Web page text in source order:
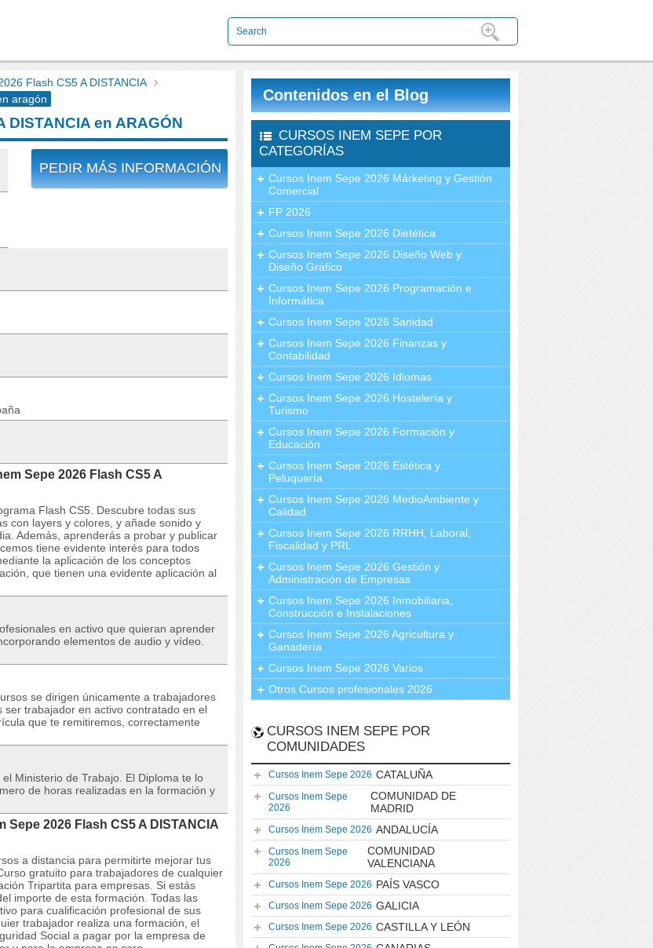
Flash CS5 A DISTANCIA
aragón
DISTANCIA en ARAGÓN
PEDIR MÁS INFORMACIÓN
Sepe 2026 Flash CS5 A
Flash CS5. Descubre todas sus
con layers y colores, y añade sonido y
Además, aprenderás a probar y publicar
tiene evidente interés para todos
la aplicación de los conceptos
que tienen una evidente aplicación al
en activo que quieran aprender
elementos de audio y vídeo.
se dirigen únicamente a trabajadores
trabajador en activo contratado en el
que te remitiremos, correctamente
Ministerio de Trabajo. El Diploma te lo
de horas realizadas en la formación y
2026 Flash CS5 A DISTANCIA
a distancia para permitirte mejorar tus
gratuito para trabajadores de cualquier
Tripartita para empresas. Si estás
importe de esta formación. Todas las
para cualificación profesional de sus
trabajador realiza una formación, el
Social a pagar por la empresa de
Contenidos en el Blog
CURSOS INEM SEPE POR
CATEGORÍAS
Cursos Inem Sepe 2026 Márketing y Gestión
Comercial
FP 2026
Cursos Inem Sepe 2026 Dietética
Cursos Inem Sepe 2026 Diseño Web y
Diseño Gráfico
Cursos Inem Sepe 2026 Programación e
Informática
Cursos Inem Sepe 2026 Sanidad
Cursos Inem Sepe 2026 Finanzas y
Contabilidad
Cursos Inem Sepe 2026 Idiomas
Cursos Inem Sepe 2026 Hostelería y
Turismo
Cursos Inem Sepe 2026 Formación y
Educación
Cursos Inem Sepe 2026 Estética y
Peluquería
Cursos Inem Sepe 2026 MedioAmbiente y
Calidad
Cursos Inem Sepe 2026 RRHH, Laboral,
Fiscalidad y PRL
Cursos Inem Sepe 2026 Gestión y
Administración de Empresas
Cursos Inem Sepe 2026 Inmobiliaria,
Construcción e Instalaciones
Cursos Inem Sepe 2026 Agricultura y
Ganadería
Cursos Inem Sepe 2026 Varios
Otros Cursos profesionales 2026
CURSOS INEM SEPE POR
COMUNIDADES
Cursos Inem Sepe 2026 CATALUÑA
Cursos Inem Sepe
2026
COMUNIDAD DE
MADRID
Cursos Inem Sepe 2026 ANDALUCÍA
Cursos Inem Sepe
2026
COMUNIDAD
VALENCIANA
Cursos Inem Sepe 2026 PAÍS VASCO
Cursos Inem Sepe 2026 GALICIA
Cursos Inem Sepe 2026 CASTILLA Y LEÓN